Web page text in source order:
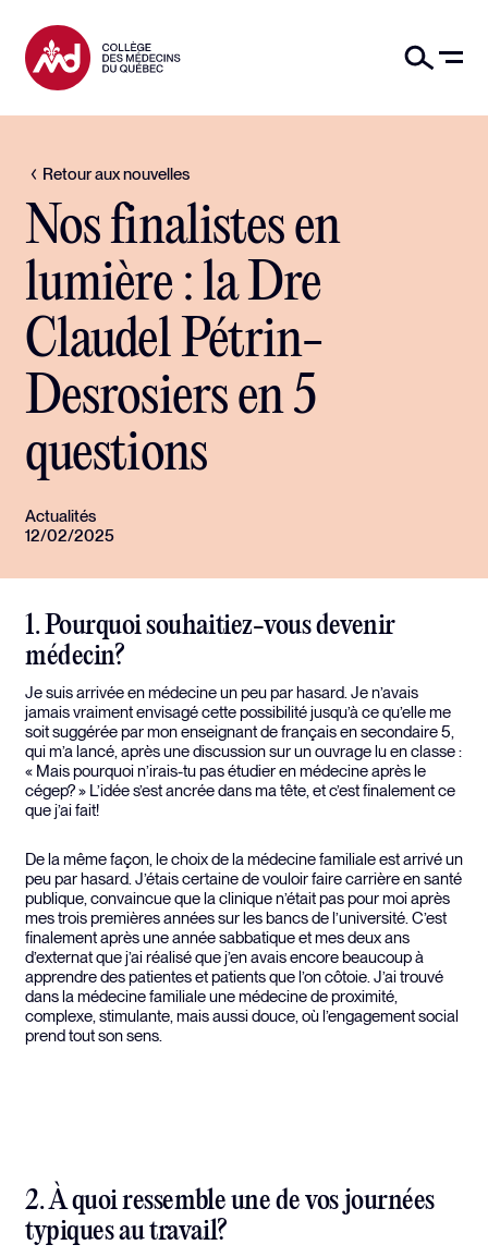
Retour aux nouvelles
Nos finalistes en
lumière : la Dre
Claudel Pétrin-
Desrosiers en 5
questions
Actualités
12/02/2025
1. Pourquoi souhaitiez-vous devenir
médecin?
Je suis arrivée en médecine un peu par hasard. Je n’avais
jamais vraiment envisagé cette possibilité jusqu’à ce qu’elle me
soit suggérée par mon enseignant de français en secondaire 5,
qui m’a lancé, après une discussion sur un ouvrage lu en classe :
« Mais pourquoi n’irais-tu pas étudier en médecine après le
cégep? » L’idée s’est ancrée dans ma tête, et c’est finalement ce
que j’ai fait!
De la même façon, le choix de la médecine familiale est arrivé un
peu par hasard. J’étais certaine de vouloir faire carrière en santé
publique, convaincue que la clinique n’était pas pour moi après
mes trois premières années sur les bancs de l’université. C’est
finalement après une année sabbatique et mes deux ans
d’externat que j’ai réalisé que j’en avais encore beaucoup à
apprendre des patientes et patients que l’on côtoie. J’ai trouvé
dans la médecine familiale une médecine de proximité,
complexe, stimulante, mais aussi douce, où l’engagement social
prend tout son sens.
2. À quoi ressemble une de vos journées
typiques au travail?